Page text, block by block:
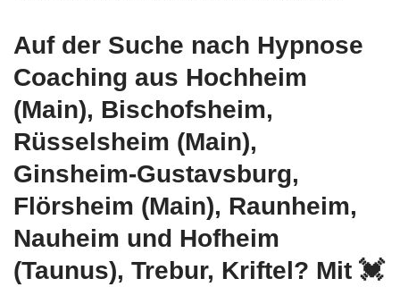
Auf der Suche nach Hypnose
Coaching aus Hochheim
(Main), Bischofsheim,
Rüsselsheim (Main),
Ginsheim-Gustavsburg,
Flörsheim (Main), Raunheim,
Nauheim und Hofheim
(Taunus), Trebur, Kriftel? Mit 💓️